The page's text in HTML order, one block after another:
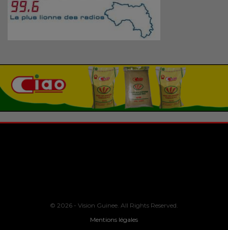
© 2026 - Vision Guinee. All Rights Reserved.
Mentions légales